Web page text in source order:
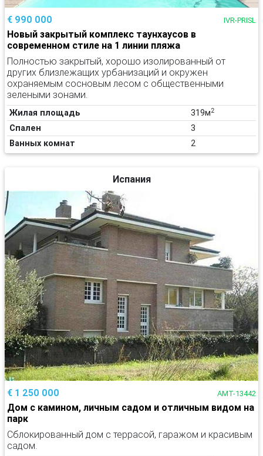
€ 990 000 IVR-PRISL
Новый закрытый комплекс таунхаусов в
современном стиле на 1 линии пляжа
Полностью закрытый, хорошо изолированный от
других близлежащих урбанизаций и окружен
охраняемым сосновым лесом с общественными
зелеными зонами.
Жилая площадь 319м2
Спален
3
Ванных комнат
2
Испания
€ 1 250 000 AMT-13442
Дом с камином, личным садом и отличным видом на
парк
Сблокированный дом с террасой, гаражом и красивым
садом.